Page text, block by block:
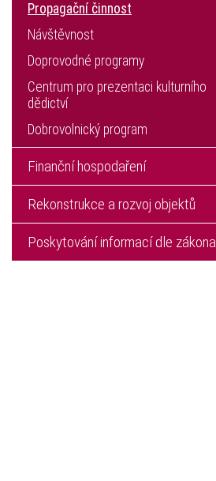
Propagační činnost
Návštěvnost
Doprovodné programy
Centrum pro prezentaci kulturního
dědictví
Dobrovolnický program
Finanční hospodaření
Rekonstrukce a rozvoj objektů
Poskytování informací dle zákona